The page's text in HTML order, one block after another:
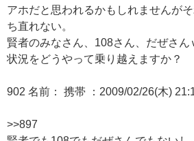
アホだと思われるかもしれませんが
ち直れない。
賢者のみなさん、108さん、だぜさ
状況をどうやって乗り越えますか？
902 名前： 携帯 ：2009/02/26(木)
>>897